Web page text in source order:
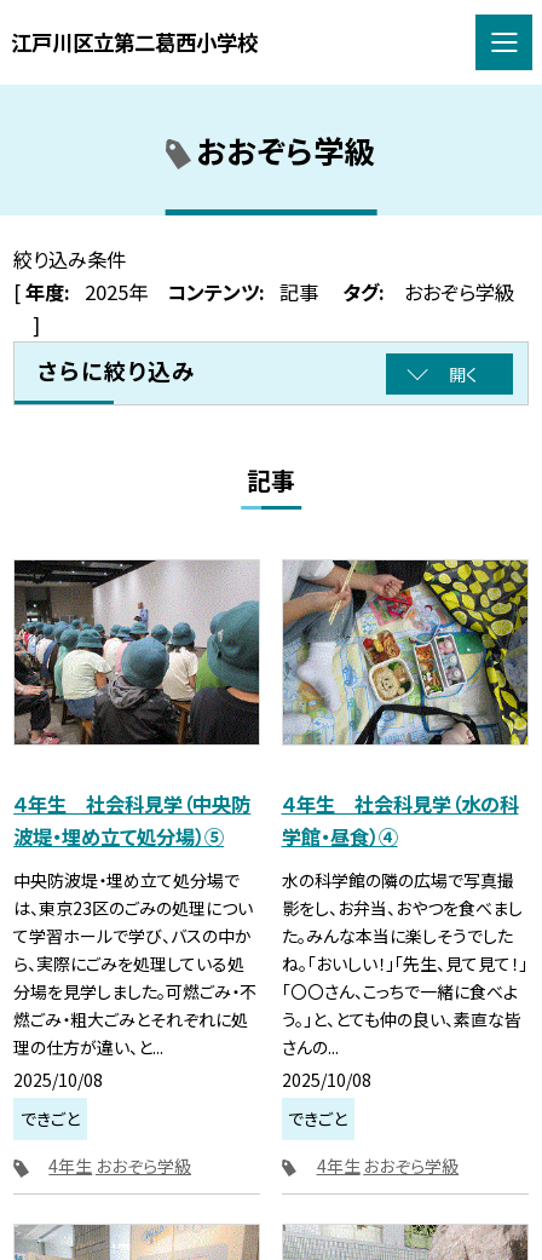
江戸川区立第二葛西小学校
おおぞら学級
絞り込み条件
[年度: 2025年 コンテンツ: 記事 タグ:
おおぞら学級
]
さらに絞り込み 開く
記事
４年生 社会科見学（中央防
波堤・埋め立て処分場）⑤
中央防波堤・埋め立て処分場で
は、東京23区のごみの処理につい
て学習ホールで学び、バスの中か
ら、実際にごみを処理している処
分場を見学しました。可燃ごみ・不
燃ごみ・粗大ごみとそれぞれに処
理の仕方が違い、と...
2025/10/08
できごと
4年生 おおぞら学級
４年生 社会科見学（水の科
学館・昼食）④
水の科学館の隣の広場で写真撮
影をし、お弁当、おやつを食べまし
た。みんな本当に楽しそうでした
ね。「おいしい！」「先生、見て見て！」
「〇〇さん、こっちで一緒に食べよ
う。」と、とても仲の良い、素直な皆
さんの...
2025/10/08
できごと
4年生 おおぞら学級